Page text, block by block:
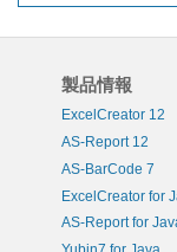
製品情報
ExcelCreator 12
AS-Report 12
AS-BarCode 7
ExcelCreator for
AS-Report for